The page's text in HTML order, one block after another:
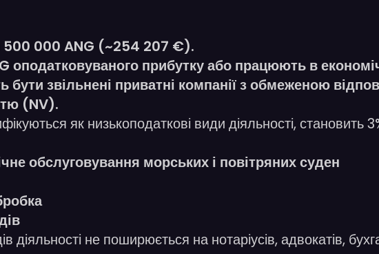
000 ANG (~254 207 €).
оподатковуваного прибутку або працюють в
звільнені приватні компанії з обмеженою
(NV).
як низькоподаткові види діяльності,
обслуговування морських і повітряних суден
діяльності не поширюється на нотаріусів, адвокатів,